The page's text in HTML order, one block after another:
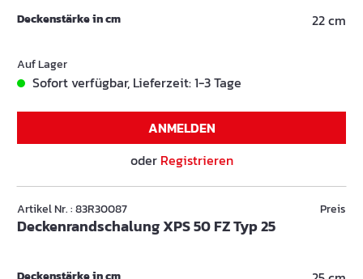
Deckenstärke in cm 22 cm
Auf Lager
Sofort verfügbar, Lieferzeit: 1-3 Tage
ANMELDEN
oder Registrieren
Artikel Nr. : 83R30087
Deckenrandschalung XPS 50 FZ Typ 25
Preis